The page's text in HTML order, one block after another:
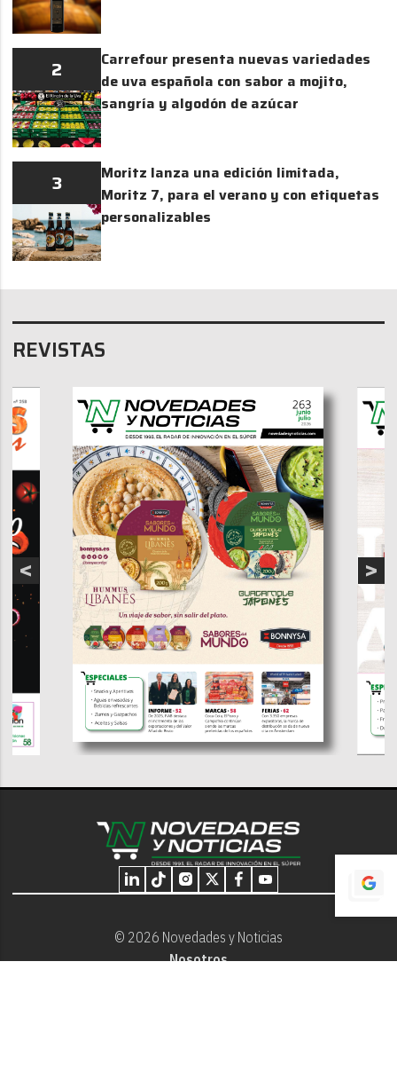
2
Carrefour presenta nuevas variedades
de uva española con sabor a mojito,
sangría y algodón de azúcar
3
Moritz lanza una edición limitada,
Moritz 7, para el verano y con etiquetas
personalizables
REVISTAS
© 2026 Novedades y Noticias
Nosotros